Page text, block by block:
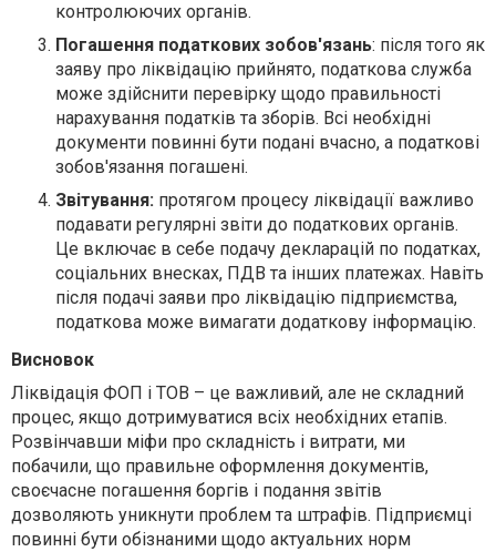
контролюючих органів.
Погашення податкових зобов'язань: після того як
заяву про ліквідацію прийнято, податкова служба
може здійснити перевірку щодо правильності
нарахування податків та зборів. Всі необхідні
документи повинні бути подані вчасно, а податкові
зобов'язання погашені.
Звітування: протягом процесу ліквідації важливо
подавати регулярні звіти до податкових органів.
Це включає в себе подачу декларацій по податках,
соціальних внесках, ПДВ та інших платежах. Навіть
після подачі заяви про ліквідацію підприємства,
податкова може вимагати додаткову інформацію.
Висновок
Ліквідація ФОП і ТОВ – це важливий, але не складний
процес, якщо дотримуватися всіх необхідних етапів.
Розвінчавши міфи про складність і витрати, ми
побачили, що правильне оформлення документів,
своєчасне погашення боргів і подання звітів
дозволяють уникнути проблем та штрафів. Підприємці
повинні бути обізнаними щодо актуальних норм